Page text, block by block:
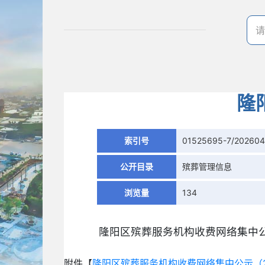
隆
索引号 01525695-7/
公开目录 殡葬管理信息
浏览量 134
隆阳区殡葬服务机构收费网络集中